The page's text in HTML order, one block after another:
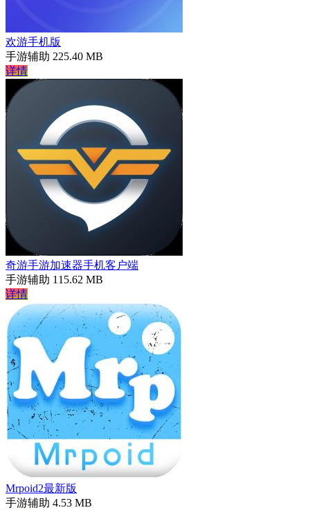
欢游手机版
手游辅助 225.40 MB
详情
奇游手游加速器手机客户端
手游辅助 115.62 MB
详情
Mrpoid2最新版
手游辅助 4.53 MB